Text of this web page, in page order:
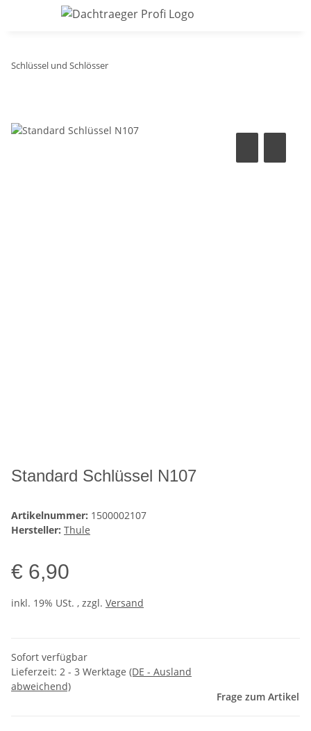
Schlüssel und Schlösser
Standard Schlüssel N107
Artikelnummer: 1500002107
Hersteller: Thule
€ 6,90
inkl. 19% USt. , zzgl. Versand
Sofort verfügbar
Lieferzeit: 2 - 3 Werktage (DE - Ausland
abweichend)
Frage zum Artikel